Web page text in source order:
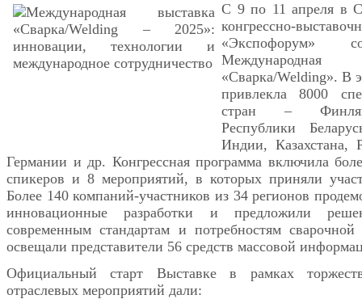
С 9 по 11 апреля в
конгрессно-
«Экспофорум»
«Сварка/Welding». В
привлекла 8000
стран –
Республики
Индии, Казахстана,
Германии и др. Конгрессная программа включила
спикеров и 8 мероприятий, в которых приняли
Более 140 компаний-участников из 34 регионов
инновационные разработки и предложили
современным стандартам и потребностям
освещали представители 56 средств массовой
Официальный старт Выставке в рамках
отраслевых мероприятий дали: